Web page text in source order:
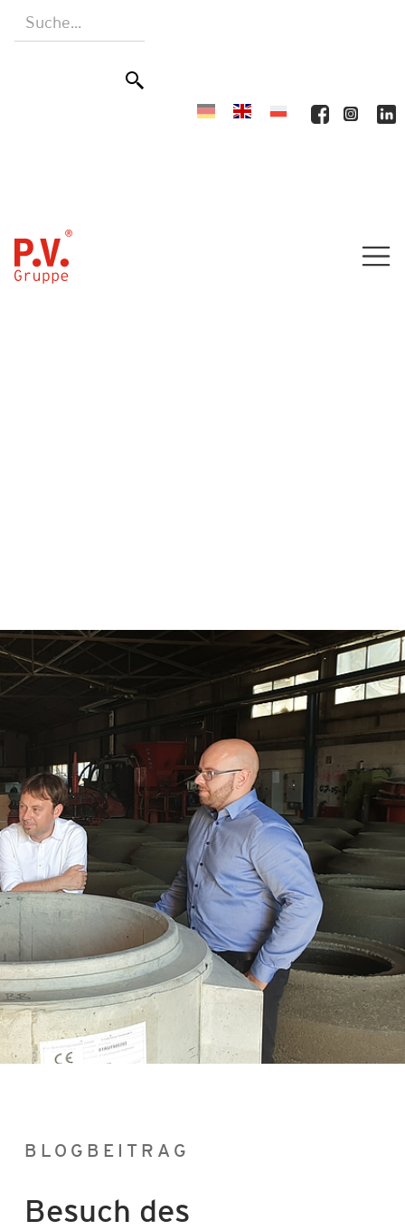
Service
Unternehmen
Nachhaltigkeit
Aktuelles
Karriere
Konfigurator
BLOGBEITRAG
Besuch des